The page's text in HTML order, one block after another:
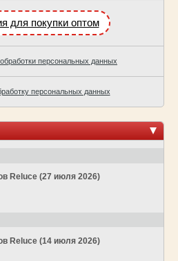
для покупки оптом
персональных данных
персональных данных
Reluce (27 июля 2026)
Reluce (14 июля 2026)